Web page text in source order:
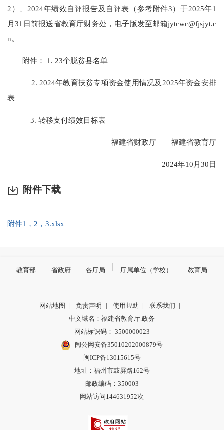
2）、2024年绩效自评报告及自评表（参考附件3）于2025年1
月31日前报送省教育厅财务处，电子版发至邮箱jytcwc@fjsjyt.c
n。
附件： 1. 23个脱贫县名单
2. 2024年教育扶贫专项资金使用情况及2025年资金安排
表
3. 转移支付绩效目标表
福建省财政厅 福建省教育厅
2024年10月30日
附件下载
附件1，2，3.xlsx
教育部 省政府 各厅局 厅属单位（学校） 教育局
网站地图 | 免责声明 | 使用帮助 | 联系我们 |
中文域名：福建省教育厅.政务
网站标识码： 3500000023
闽公网安备35010202000879号
闽ICP备13015615号
地址：福州市鼓屏路162号
邮政编码：350003
网站访问144631952次